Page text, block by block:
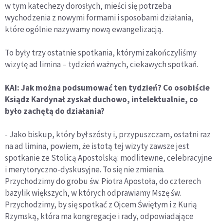
w tym katechezy dorosłych, mieści się potrzeba
wychodzenia z nowymi formami i sposobami działania,
które ogólnie nazywamy nową ewangelizacją.
To były trzy ostatnie spotkania, którymi zakończyliśmy
wizytę ad limina – tydzień ważnych, ciekawych spotkań.
KAI: Jak można podsumować ten tydzień? Co osobiście
Ksiądz Kardynał zyskał duchowo, intelektualnie, co
było zachętą do działania?
- Jako biskup, który był szósty i, przypuszczam, ostatni raz
na ad limina, powiem, że istotą tej wizyty zawsze jest
spotkanie ze Stolicą Apostolską: modlitewne, celebracyjne
i merytoryczno-dyskusyjne. To się nie zmienia.
Przychodzimy do grobu św. Piotra Apostoła, do czterech
bazylik większych, w których odprawiamy Mszę św.
Przychodzimy, by się spotkać z Ojcem Świętym i z Kurią
Rzymską, która ma kongregacje i rady, odpowiadające